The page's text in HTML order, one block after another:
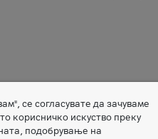
се согласувате да зачуваме
корисничко искуство преку
подобрување на